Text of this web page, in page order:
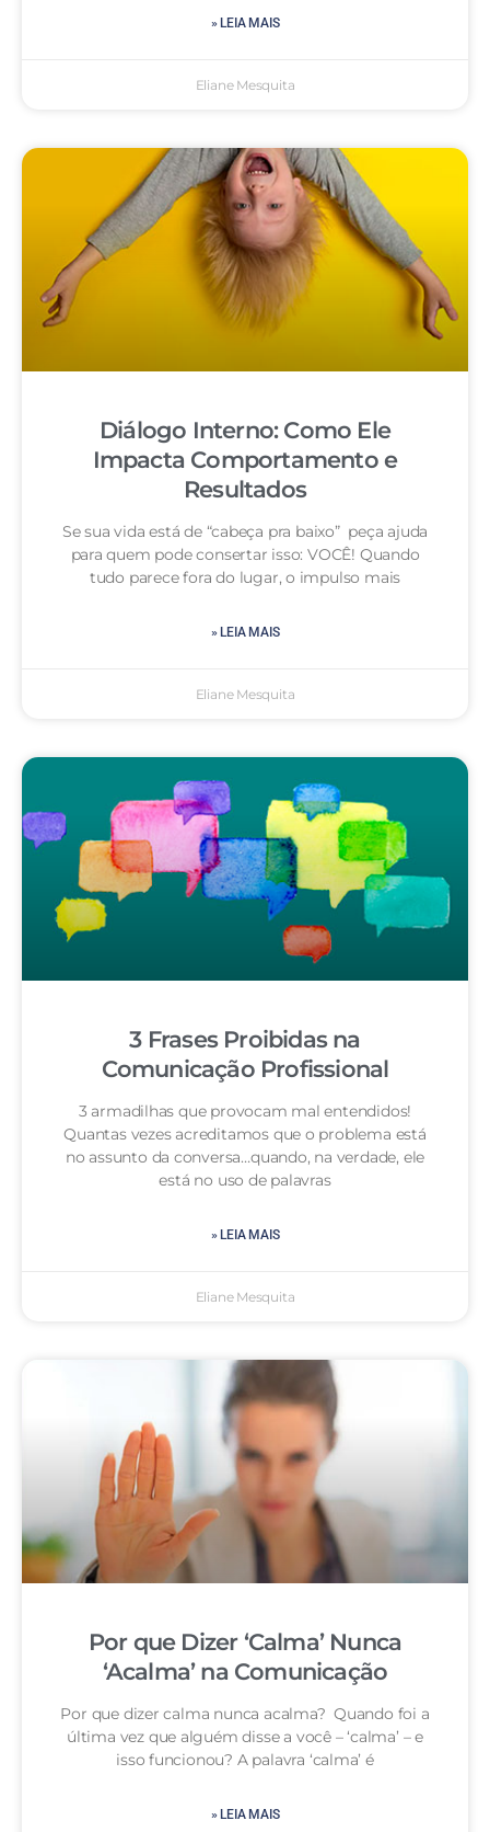
» LEIA MAIS
Eliane Mesquita
Diálogo Interno: Como Ele
Impacta Comportamento e
Resultados
Se sua vida está de “cabeça pra baixo” peça ajuda
para quem pode consertar isso: VOCÊ! Quando
tudo parece fora do lugar, o impulso mais
» LEIA MAIS
Eliane Mesquita
3 Frases Proibidas na
Comunicação Profissional
3 armadilhas que provocam mal entendidos!
Quantas vezes acreditamos que o problema está
no assunto da conversa…quando, na verdade, ele
está no uso de palavras
» LEIA MAIS
Eliane Mesquita
Por que Dizer ‘Calma’ Nunca
‘Acalma’ na Comunicação
Por que dizer calma nunca acalma? Quando foi a
última vez que alguém disse a você – ‘calma’ – e
isso funcionou? A palavra ‘calma’ é
» LEIA MAIS